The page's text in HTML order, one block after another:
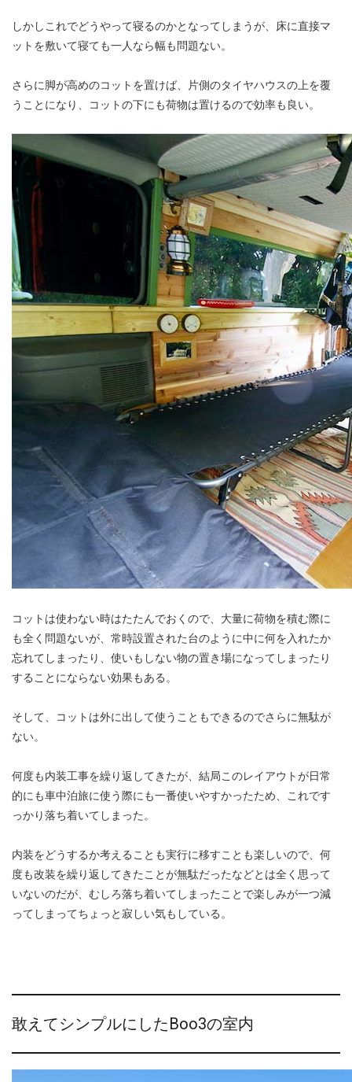
しかしこれでどうやって寝るのかとなってしまうが、床に直接マ
ットを敷いて寝ても一人なら幅も問題ない。
さらに脚が高めのコットを置けば、片側のタイヤハウスの上を覆
うことになり、コットの下にも荷物は置けるので効率も良い。
コットは使わない時はたたんでおくので、大量に荷物を積む際に
も全く問題ないが、常時設置された台のように中に何を入れたか
忘れてしまったり、使いもしない物の置き場になってしまったり
することにならない効果もある。
そして、コットは外に出して使うこともできるのでさらに無駄が
ない。
何度も内装工事を繰り返してきたが、結局このレイアウトが日常
的にも車中泊旅に使う際にも一番使いやすかったため、これです
っかり落ち着いてしまった。
内装をどうするか考えることも実行に移すことも楽しいので、何
度も改装を繰り返してきたことが無駄だったなどとは全く思って
いないのだが、むしろ落ち着いてしまったことで楽しみが一つ減
ってしまってちょっと寂しい気もしている。
敢えてシンプルにしたBoo3の室内